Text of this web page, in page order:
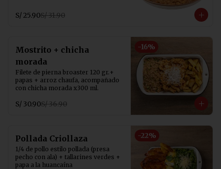
S/ 25.90S/ 31.90
-16%
Mostrito + chicha
morada
Filete de pierna broaster 120 gr.+
papas + arroz chaufa, acompañado
con chicha morada x300 ml.
S/ 30.90S/ 36.90
-22%
Pollada Criollaza
1/4 de pollo estilo pollada (presa
pecho con ala) + tallarines verdes +
papa a la huancaína